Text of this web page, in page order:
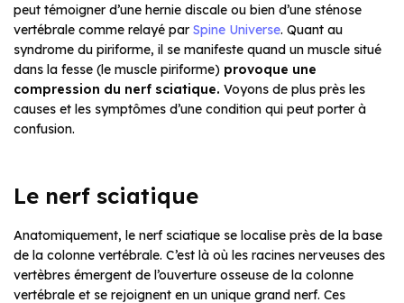
peut témoigner d’une hernie discale ou bien d’une sténose
vertébrale comme relayé par Spine Universe. Quant au
syndrome du piriforme, il se manifeste quand un muscle situé
dans la fesse (le muscle piriforme) provoque une
compression du nerf sciatique. Voyons de plus près les
causes et les symptômes d’une condition qui peut porter à
confusion.
Le nerf sciatique
Anatomiquement, le nerf sciatique se localise près de la base
de la colonne vertébrale. C’est là où les racines nerveuses des
vertèbres émergent de l’ouverture osseuse de la colonne
vertébrale et se rejoignent en un unique grand nerf. Ces